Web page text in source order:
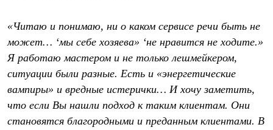
«Читаю и понимаю, ни о каком сервисе речи быть не
может… ‘мы себе хозяева» ‘не нравится не ходите.»
Я работаю мастером и не только лешмейкером,
ситуации были разные. Есть и «энергетические
вампиры» и вредные истерички… И хочу заметить,
что если Вы нашли подход к таким клиентам. Они
становятся благородными и преданным клиентами. В